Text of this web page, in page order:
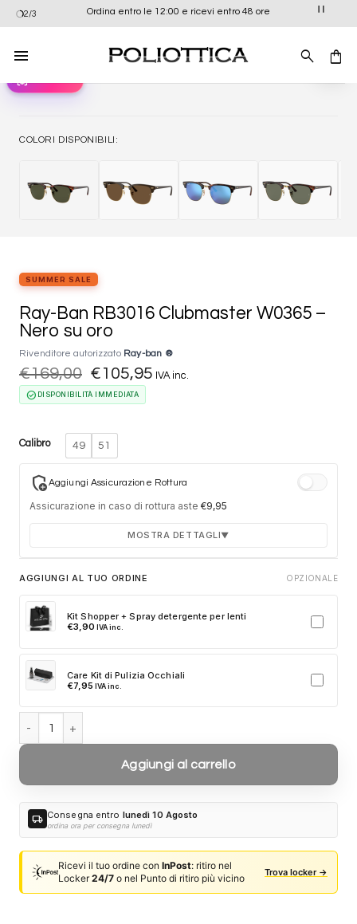
Salta
ai
contenuti
2/3 Ordina entro le 12:00 e ricevi entro 48 ore
view_in_ar
COLORI DISPONIBILI:
SUMMER SALE
Ray-Ban RB3016 Clubmaster W0365 –
Nero su oro
Rivenditore autorizzato Ray-ban ®
€169,00
Il
prezzo
originale
€105,95IlIVA inc.
check_circle DISPONIBILITÀ IMMEDIATA
Calibro 49 51
add_moderatorAggiungi Assicurazione Rottura
Assicurazione in caso di rottura aste €9,95
MOSTRA DETTAGLI▼
Durata 12 mesi dalla consegna dell'ordine
accidentale
Ricambi originali e certificati del produttore
Clicca sulla card per attivare l'assicurazione. Se non clicchi, non
verrà aggiunta al tuo ordine.
AGGIUNGI AL TUO ORDINE OPZIONALE
Kit Shopper + Spray detergente per lenti
€3,90 IVA inc.
Care Kit di Pulizia Occhiali
€7,95 IVA inc.
Aggiungi al carrello
local_shipping Consegna entro lunedì 10 Agosto
ordina ora per consegna lunedì
Ricevi il tuo ordine conInPost: ritiro nel
Locker24/7 o nel Punto di ritiro più vicino
Trova locker →